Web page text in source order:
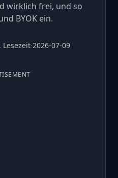
wirklich frei, und so
BYOK ein.
Lesezeit·2026-07-09